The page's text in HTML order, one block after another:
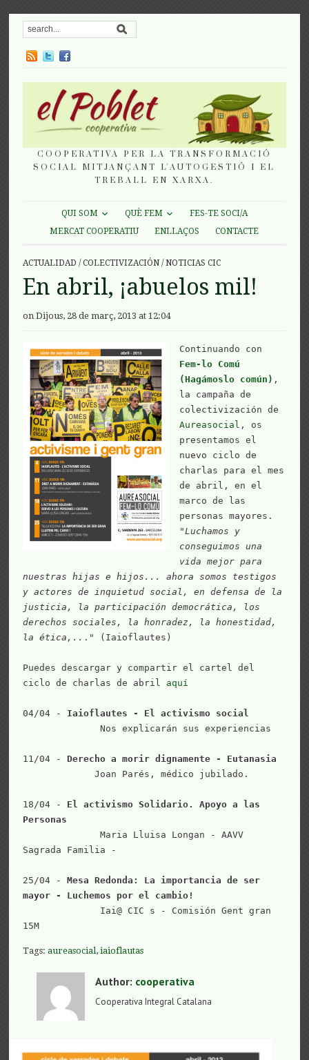
COOPERATIVA PER LA TRANSFORMACIÓ
SOCIAL MITJANÇANT L'AUTOGESTIÓ I EL
TREBALL EN XARXA.
QUI SOM QUÈ FEM
FES-TE SOCI/A
MERCAT COOPERATIU
ENLLAÇOS CONTACTE
ACTUALIDAD /COLECTIVIZACIÓN /NOTICIAS CIC
En abril, ¡abuelos mil!
on Dijous, 28 de març, 2013 at 12:04
Fem-lo Comú
(Hagámoslo común) ,
la campaña de
Aureasocial , os
presentamos el
nuevo ciclo de
charlas para el mes
de abril, en el
marco de las
personas mayores.
"Luchamos y
conseguimos una
vida mejor para
nuestras hijas e hijos... ahora somos testigos
y actores de inquietud social, en defensa de la
justicia, la participación democrática, los
derechos sociales, la honradez, la honestidad,
la ética,.. ." (Iaioflautes)
Puedes descargar y compartir el cartel del
ciclo de charlas de abril aquí
04/04 - Iaioflautes - El activismo social
              Nos explicarán sus experiencias
11/04 - Derecho a morir dignamente - Eutanasia
             Joan Parés, médico jubilado.
18/04 - El activismo Solidario. Apoyo a las
Personas
              Maria Lluisa Longan - AAVV
Sagrada Familia -
25/04 - Mesa Redonda: La importancia de ser
mayor - Luchemos por el cambio!
15M
Tags:aureasocial ,iaioflautas
Author: cooperativa
Cooperativa Integral Catalana